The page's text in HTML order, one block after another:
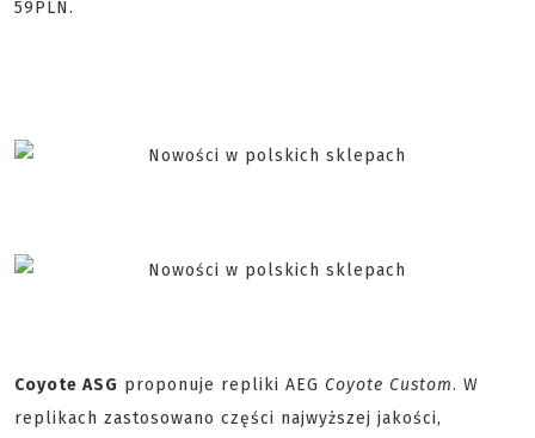
59PLN.
Coyote ASG proponuje repliki AEG Coyote Custom. W
replikach zastosowano części najwyższej jakości,